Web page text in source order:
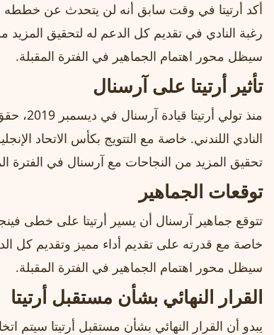
أكد أرتيتا في وقت سابق أنه لن يتحدث عن خططه
رغبة النادي في تقديم كل الدعم له لتحقيق المزيد
سيظل محور اهتمام الجماهير في الفترة المقبلة.
تأثير أرتيتا على آرسنال
منذ
النادي اللندني. خاصة مع التتويج بكأس الاتحاد
تحقيق المزيد من النجاحات مع آرسنال في الفترة
توقعات الجماهير
تتوقع جماهير آرسنال أن يسير أرتيتا على خطى
خاصة مع قدرته على تقديم أداء مميز وتقديم كل
سيظل محور اهتمام الجماهير في الفترة المقبلة.
القرار النهائي بشأن مستقبل أرتيتا
يبدو أن القرار النهائي بشأن مستقبل أرتيتا سيتم